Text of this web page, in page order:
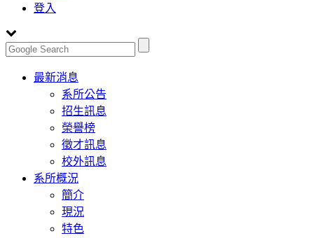
登入
Toggle
navigation
最新消息
系所公告
招生訊息
榮譽榜
徵才訊息
校外訊息
系所概況
簡介
現況
特色